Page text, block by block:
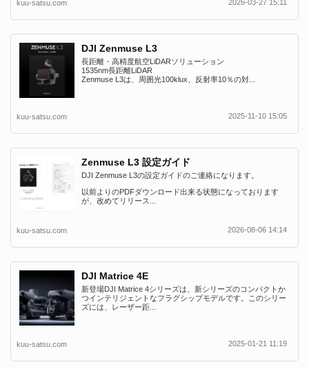
kuu-satsu.com 2026-03-27 15:11
DJI Zenmuse L3
長距離・高精度航空LiDARソリューション
1535nm長距離LiDAR
Zenmuse L3は、周囲光100klux、反射率10％の対...
kuu-satsu.com 2025-11-10 15:05
Zenmuse L3 設定ガイド
DJI Zenmuse L3の設定ガイドのご連絡になります。
以前よりのPDFダウンロード出来る状態になっております
が、改めてリリース...
kuu-satsu.com 2026-08-06 14:14
DJI Matrice 4E
新登場DJI Matrice 4シリーズは、新シリーズのコンパクトか
つインテリジェントなフラグシップモデルです。このシリー
ズには、レーザー距...
kuu-satsu.com 2025-01-21 11:19